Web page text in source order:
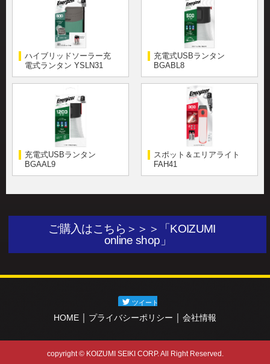
ハイブリッドソーラー充
電式ランタン YSLN31
充電式USBランタン
BGABL8
充電式USBランタン
BGAAL9
スポット＆エリアライト
FAH41
ご購入はこちら＞＞＞「KOIZUMI
online shop」
HOME プライバシーポリシー 会社情報
copyright © KOIZUMI SEIKI CORP. All Right Reserved.